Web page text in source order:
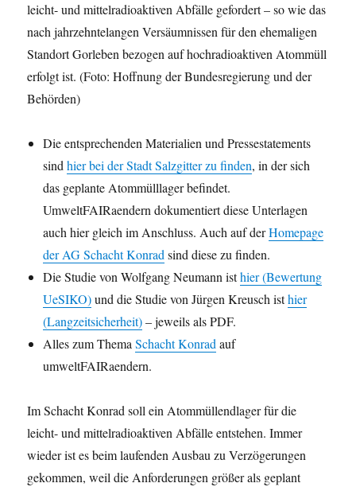
leicht- und mittelradioaktiven Abfälle gefordert – so wie das
nach jahrzehntelangen Versäumnissen für den ehemaligen
Standort Gorleben bezogen auf hochradioaktiven Atommüll
erfolgt ist. (Foto: Hoffnung der Bundesregierung und der
Behörden)
Die entsprechenden Materialien und Pressestatements
sindhier bei der Stadt Salzgitter zu finden, in der sich
das geplante Atommülllager befindet.
UmweltFAIRaendern dokumentiert diese Unterlagen
auch hier gleich im Anschluss. Auch auf derHomepage
der AG Schacht Konradsind diese zu finden.
Die Studie von Wolfgang Neumann isthier (Bewertung
UeSIKO)und die Studie von Jürgen Kreusch isthier
(Langzeitsicherheit)– jeweils als PDF.
Alles zum ThemaSchacht Konradauf
umweltFAIRaendern.
Im Schacht Konrad soll ein Atommüllendlager für die
leicht- und mittelradioaktiven Abfälle entstehen. Immer
wieder ist es beim laufenden Ausbau zu Verzögerungen
gekommen, weil die Anforderungen größer als geplant